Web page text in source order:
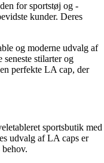
for sportstøj og -
kunder. Deres
og moderne udvalg af
stilarter og
perfekte LA cap, der
sportsbutik med
udvalg af LA caps er